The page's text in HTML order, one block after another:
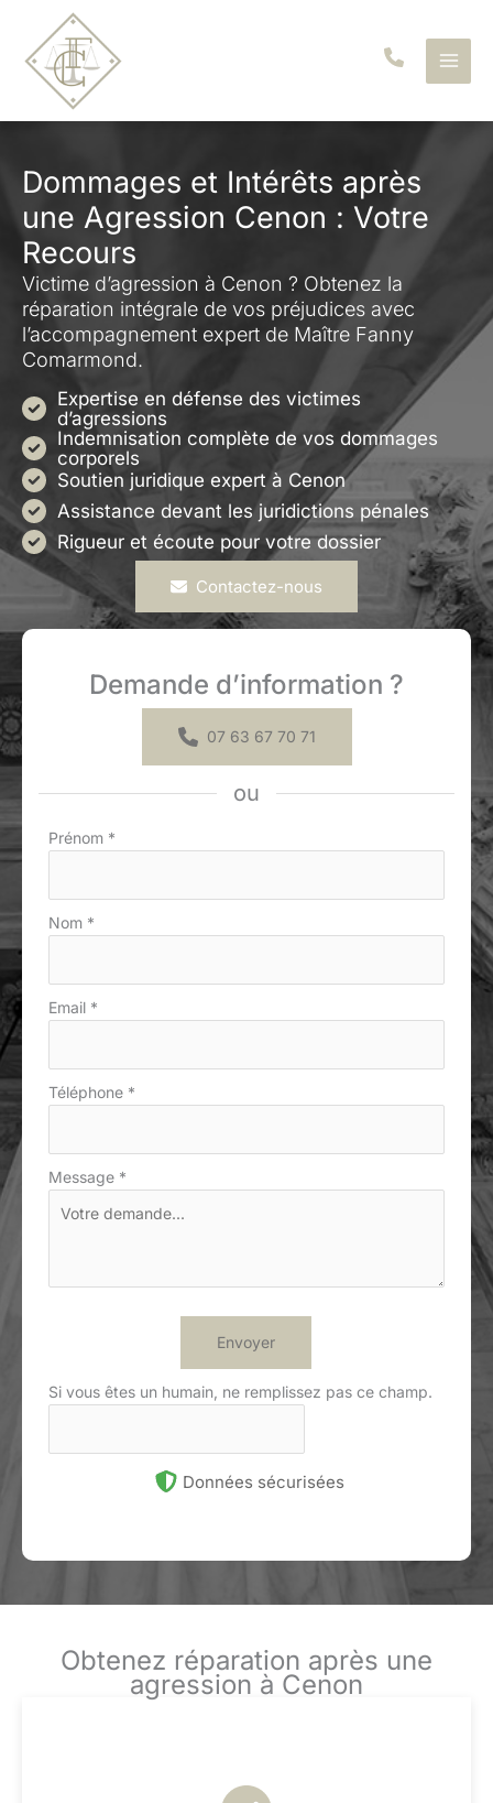
contenu
Dommages et Intérêts après
une Agression Cenon : Votre
Recours
Victime d’agression à Cenon ? Obtenez la
réparation intégrale de vos préjudices avec
l’accompagnement expert de Maître Fanny
Comarmond.
Expertise en défense des victimes
d’agressions
Indemnisation complète de vos dommages
corporels
Soutien juridique expert à Cenon
Assistance devant les juridictions pénales
Rigueur et écoute pour votre dossier
Contactez-nous
Demande d’information ?
07 63 67 70 71
ou
Formulaire
Prénom *
Nom *
Email *
Téléphone *
Message *
Envoyer
Si vous êtes un humain, ne remplissez pas ce champ.
Données sécurisées
Obtenez réparation après une
agression à Cenon